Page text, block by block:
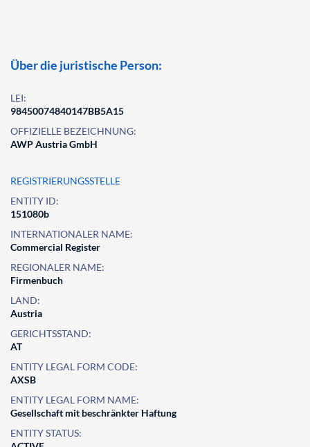
Über die juristische Person:
LEI:
98450074840147BB5A15
OFFIZIELLE BEZEICHNUNG:
AWP Austria GmbH
REGISTRIERUNGSSTELLE
ENTITY ID:
151080b
INTERNATIONALER NAME:
Commercial Register
REGIONALER NAME:
Firmenbuch
LAND:
Austria
GERICHTSSTAND:
AT
ENTITY LEGAL FORM CODE:
AXSB
ENTITY LEGAL FORM NAME:
Gesellschaft mit beschränkter Haftung
ENTITY STATUS: